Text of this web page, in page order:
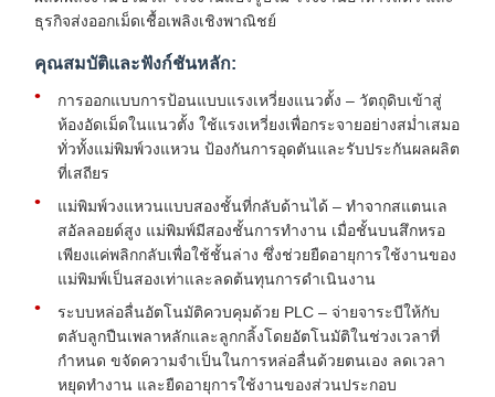
ธุรกิจส่งออกเม็ดเชื้อเพลิงเชิงพาณิชย์
คุณสมบัติและฟังก์ชันหลัก:
การออกแบบการป้อนแบบแรงเหวี่ยงแนวตั้ง – วัตถุดิบเข้าสู่
ห้องอัดเม็ดในแนวตั้ง ใช้แรงเหวี่ยงเพื่อกระจายอย่างสม่ำเสมอ
ทั่วทั้งแม่พิมพ์วงแหวน ป้องกันการอุดตันและรับประกันผลผลิต
ที่เสถียร
แม่พิมพ์วงแหวนแบบสองชั้นที่กลับด้านได้ – ทำจากสแตนเล
สอัลลอยด์สูง แม่พิมพ์มีสองชั้นการทำงาน เมื่อชั้นบนสึกหรอ
เพียงแค่พลิกกลับเพื่อใช้ชั้นล่าง ซึ่งช่วยยืดอายุการใช้งานของ
แม่พิมพ์เป็นสองเท่าและลดต้นทุนการดำเนินงาน
ระบบหล่อลื่นอัตโนมัติควบคุมด้วย PLC – จ่ายจาระบีให้กับ
ตลับลูกปืนเพลาหลักและลูกกลิ้งโดยอัตโนมัติในช่วงเวลาที่
กำหนด ขจัดความจำเป็นในการหล่อลื่นด้วยตนเอง ลดเวลา
หยุดทำงาน และยืดอายุการใช้งานของส่วนประกอบ